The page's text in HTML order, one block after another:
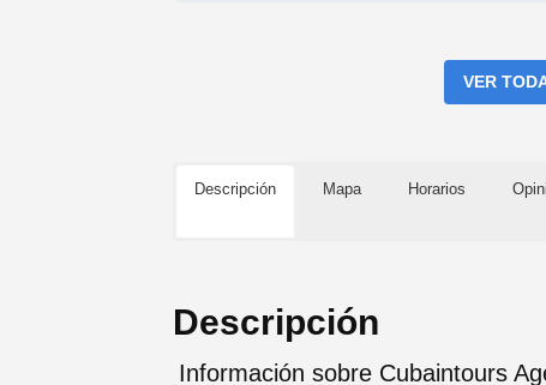
VER
Descripción Mapa Horarios
Descripción
Información sobre Cubaintours